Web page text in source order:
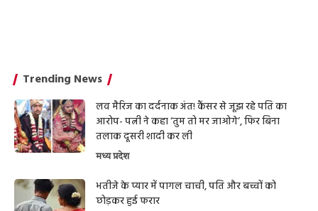
Trending News
लव मैरिज का दर्दनाक अंत! कैंसर से जूझ रहे पति का
आरोप- पत्नी ने कहा ‘तुम तो मर जाओगे’, फिर बिना
तलाक दूसरी शादी कर ली
मध्य प्रदेश
भतीजे के प्यार में पागल चाची, पति और बच्चों को
छोड़कर हुई फरार